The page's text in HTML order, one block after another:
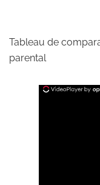
Tableau de
parental